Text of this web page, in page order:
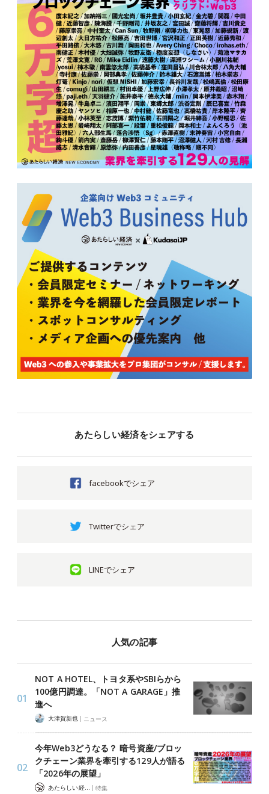
あたらしい経済をシェアする
facebookでシェア
Twitterでシェア
LINEでシェア
人気の記事
NOT A HOTEL、トヨタ系やSBIらから
100億円調達。「NOT A GARAGE」推
進へ
大津賀新也 | ニュース
今年Web3どうなる？ 暗号資産/ブロッ
クチェーン業界を牽引する129人が語る
「2026年の展望」
あたらしい経済 編集部 | 特集